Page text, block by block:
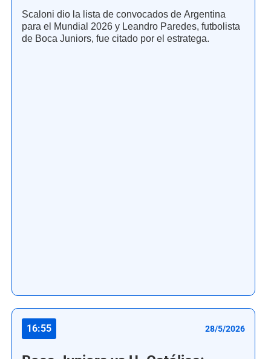
Scaloni dio la lista de convocados de Argentina
para el Mundial 2026 y Leandro Paredes, futbolista
de Boca Juniors, fue citado por el estratega.
16:55 28/5/2026